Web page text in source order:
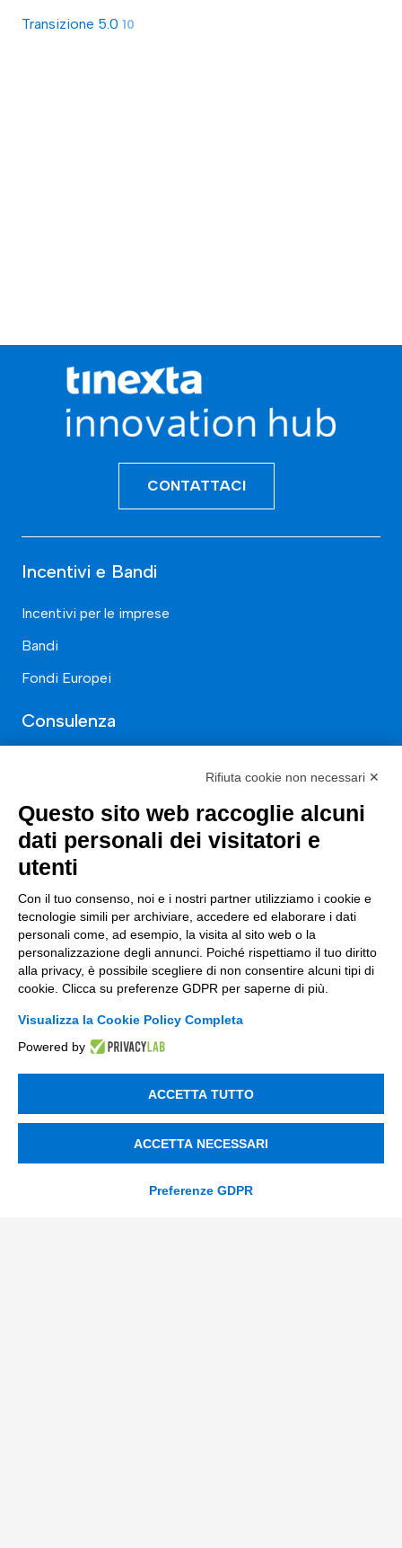
Transizione 5.0 10
CONTATTACI
Incentivi e Bandi
Incentivi per le imprese
Bandi
Fondi Europei
Consulenza
Nuovi Mercati
Innovazione di prodotto e processo
Digital Marketing
Data & BI
Trasformazione Digitale
Compliance Normativa Integrata
Soluzioni Digitali
Smart Factory
Rifiuta cookie non necessari ✕
Questo sito web raccoglie alcuni
dati personali dei visitatori e
utenti
Con il tuo consenso, noi e i nostri partner utilizziamo i cookie e
tecnologie simili per archiviare, accedere ed elaborare i dati
personali come, ad esempio, la visita al sito web o la
personalizzazione degli annunci. Poiché rispettiamo il tuo diritto
alla privacy, è possibile scegliere di non consentire alcuni tipi di
cookie. Clicca su preferenze GDPR per saperne di più.
Visualizza la Cookie Policy Completa
Powered by
ACCETTA TUTTO
ACCETTA NECESSARI
Preferenze GDPR